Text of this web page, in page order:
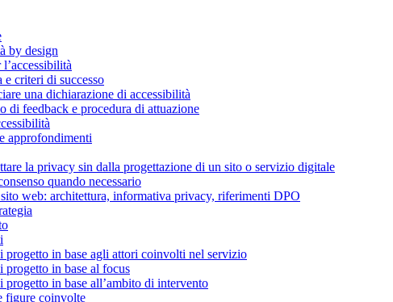
by design
criteri di successo
una dichiarazione di accessibilità
di feedback e procedura di attuazione
approfondimenti
la privacy sin dalla progettazione di un sito o servizio digitale
quando necessario
web: architettura, informativa privacy, riferimenti DPO
progetto in base agli attori coinvolti nel servizio
in base al focus
in base all’ambito di intervento
figure coinvolte